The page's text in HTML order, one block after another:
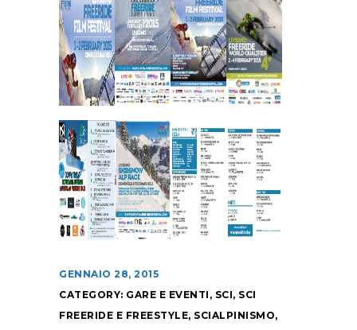
GENNAIO 28, 2015
CATEGORY: GARE E EVENTI , SCI, SCI
FREERIDE E FREESTYLE, SCIALPINISMO,